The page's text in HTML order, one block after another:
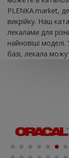
PLENKA.market,
викрійку. Наш
лекалами для
найновіші
базі, лекала